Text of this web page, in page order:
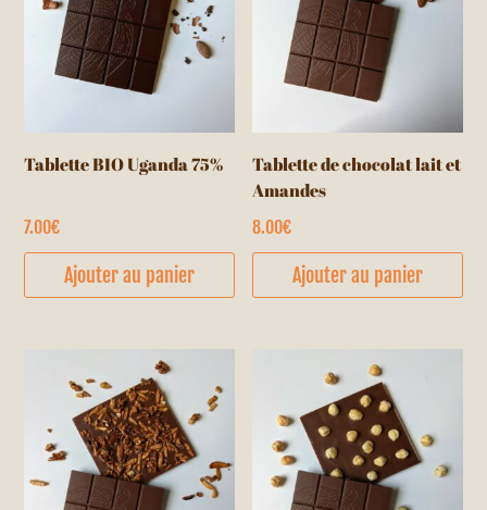
Tablette BIO Uganda 75%
7.00€
Ajouter au panier
Tablette de chocolat lait et
Amandes
8.00€
Ajouter au panier